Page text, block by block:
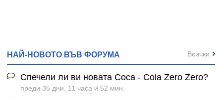
НАЙ-НОВОТО ВЪВ ФОРУМА
Спечели ли ви новата Coca - Cola Zero Zero?
преди 35 дни, 11 часа и 52 мин.
Всички